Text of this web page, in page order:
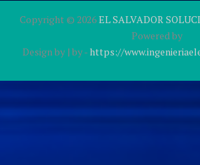
Copyright © 2026EL SALVADOR
Powered by
Design by | by-https://